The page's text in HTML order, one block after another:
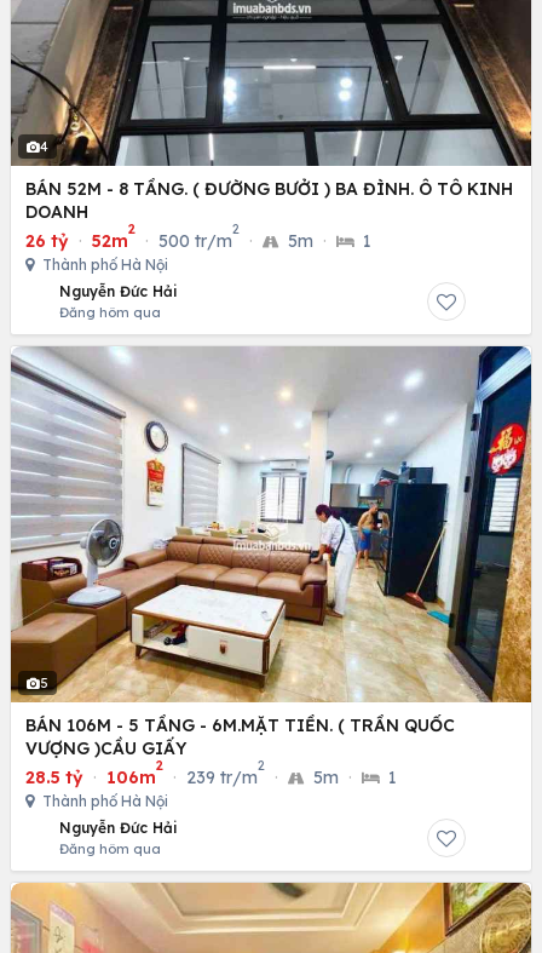
4
BÁN 52M - 8 TẦNG. ( ĐƯỜNG BƯỞI ) BA ĐÌNH. Ô TÔ KINH
DOANH
26 tỷ · 52m
2
· 500 tr/m
2
· 5m · 1
Thành phố Hà Nội
Nguyễn Đức Hải
Đăng hôm qua
5
BÁN 106M - 5 TẦNG - 6M.MẶT TIỀN. ( TRẦN QUỐC
VƯỢNG )CẦU GIẤY
28.5 tỷ · 106m
2
· 239 tr/m
2
· 5m · 1
Thành phố Hà Nội
Nguyễn Đức Hải
Đăng hôm qua